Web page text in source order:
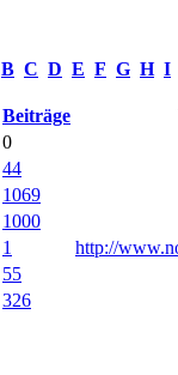
B C D E F G H I
Beiträge
0
44
1069
1000
1 http://
55
326